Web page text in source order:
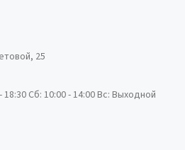
25
18:30 Сб: 10:00 - 14:00 Вс: Выходной